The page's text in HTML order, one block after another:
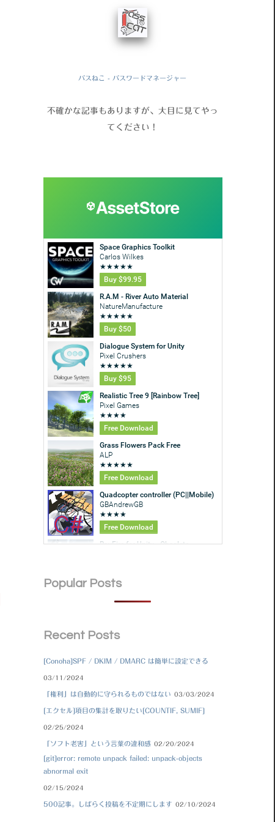
パスねこ - パスワードマネージャー
不確かな記事もありますが、大目に見てやっ
てください！
Popular Posts
Recent Posts
[Conoha]SPF / DKIM / DMARC は簡単に設定できる
03/11/2024
「権利」は自動的に守られるものではない 03/03/2024
[エクセル]項目の集計を取りたい[COUNTIF, SUMIF]
02/25/2024
「ソフト老害」という言葉の違和感 02/20/2024
[git]error: remote unpack failed: unpack-objects
abnormal exit
02/15/2024
500記事。しばらく投稿を不定期にします 02/10/2024